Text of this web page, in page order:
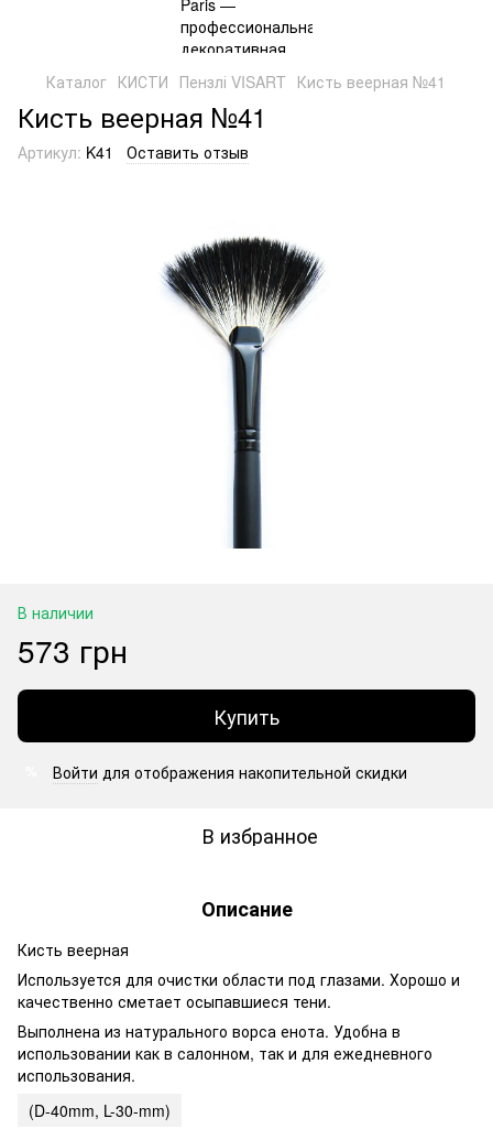
Каталог КИСТИ Пензлі VISART Кисть веерная №41
Кисть веерная №41
Артикул: K41 Оставить отзыв
В наличии
573 грн
Купить
Войти для отображения накопительной скидки
В избранное
Описание
Кисть веерная
Используется для очистки области под глазами. Хорошо и
качественно сметает осыпавшиеся тени.
Выполнена из натурального ворса енота. Удобна в
использовании как в салонном, так и для ежедневного
использования.
(D-40mm, L-30-mm)